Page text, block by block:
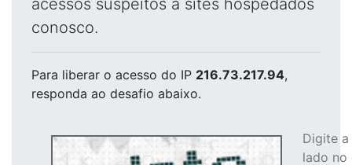
acessos suspeitos a sites hospedados
conosco.
Para liberar o acesso do IP 216.73.217.94,
responda ao desafio abaixo.
Digite
lado no